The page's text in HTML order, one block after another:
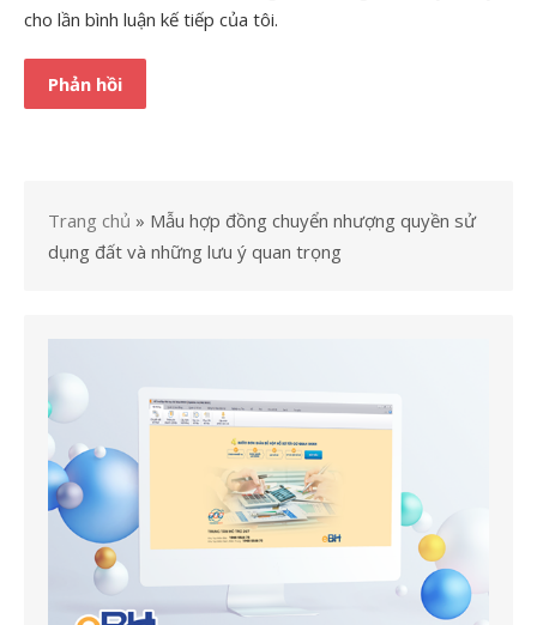
cho lần bình luận kế tiếp của tôi.
Trang chủ » Mẫu hợp đồng chuyển nhượng quyền sử
dụng đất và những lưu ý quan trọng